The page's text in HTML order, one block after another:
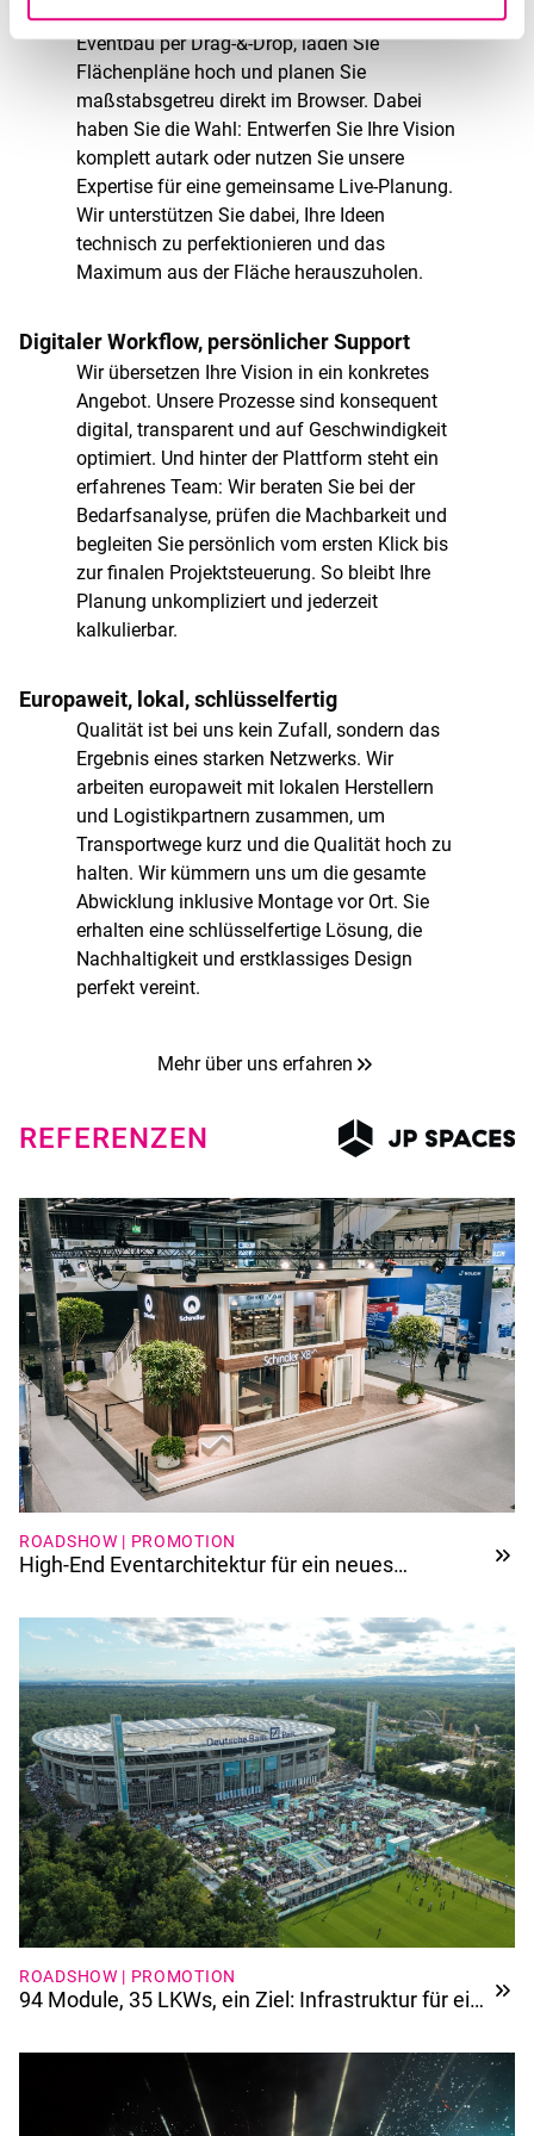
selbst zum Architekten. Gestalten Sie Ihren
Eventbau per Drag-&-Drop, laden Sie
Flächenpläne hoch und planen Sie
maßstabsgetreu direkt im Browser. Dabei
haben Sie die Wahl: Entwerfen Sie Ihre Vision
komplett autark oder nutzen Sie unsere
Expertise für eine gemeinsame Live-Planung.
Wir unterstützen Sie dabei, Ihre Ideen
technisch zu perfektionieren und das
Maximum aus der Fläche herauszuholen.
Digitaler Workflow, persönlicher Support
Wir übersetzen Ihre Vision in ein konkretes
Angebot. Unsere Prozesse sind konsequent
digital, transparent und auf Geschwindigkeit
optimiert. Und hinter der Plattform steht ein
erfahrenes Team: Wir beraten Sie bei der
Bedarfsanalyse, prüfen die Machbarkeit und
begleiten Sie persönlich vom ersten Klick bis
zur finalen Projektsteuerung. So bleibt Ihre
Planung unkompliziert und jederzeit
kalkulierbar.
Europaweit, lokal, schlüsselfertig
Qualität ist bei uns kein Zufall, sondern das
Ergebnis eines starken Netzwerks. Wir
arbeiten europaweit mit lokalen Herstellern
und Logistikpartnern zusammen, um
Transportwege kurz und die Qualität hoch zu
halten. Wir kümmern uns um die gesamte
Abwicklung inklusive Montage vor Ort. Sie
erhalten eine schlüsselfertige Lösung, die
Nachhaltigkeit und erstklassiges Design
perfekt vereint.
Mehr über uns erfahren
REFERENZEN
ROADSHOW | PROMOTION
High-End Eventarchitektur für ein neues
ROADSHOW | PROMOTION
94 Module, 35 LKWs, ein Ziel: Infrastruktur für ein